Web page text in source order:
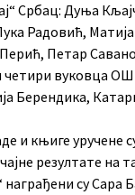
Србац: Дуња
Радовић,
Петар
четири вуковца
Берендика,
и књиге уручене
резултате
награђени су Сара